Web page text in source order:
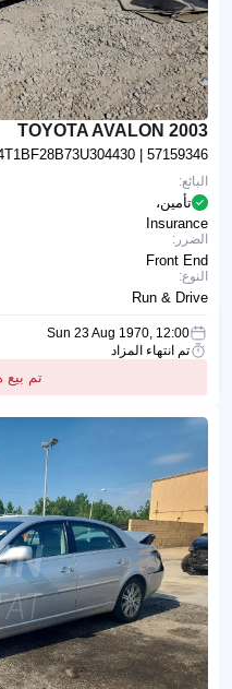
2003 TOYOTA AVALON
| 57159346
البائع:
تأمين،
Insurance
الضرر:
Front End
النوع:
Run & Drive
Sun 23 Aug 1970, 12:00
تم انتهاء المزاد
تم بيع